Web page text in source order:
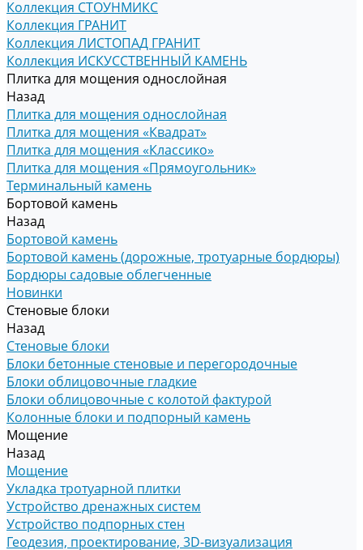
Коллекция СТОУНМИКС
Коллекция ГРАНИТ
Коллекция ЛИСТОПАД ГРАНИТ
Коллекция ИСКУССТВЕННЫЙ КАМЕНЬ
Плитка для мощения однослойная
Назад
Плитка для мощения однослойная
Плитка для мощения «Квадрат»
Плитка для мощения «Классико»
Плитка для мощения «Прямоугольник»
Терминальный камень
Бортовой камень
Назад
Бортовой камень
Бортовой камень (дорожные, тротуарные бордюры)
Бордюры садовые облегченные
Новинки
Стеновые блоки
Назад
Стеновые блоки
Блоки бетонные стеновые и перегородочные
Блоки облицовочные гладкие
Блоки облицовочные с колотой фактурой
Колонные блоки и подпорный камень
Мощение
Назад
Мощение
Укладка тротуарной плитки
Устройство дренажных систем
Устройство подпорных стен
Геодезия, проектирование, 3D-визуализация